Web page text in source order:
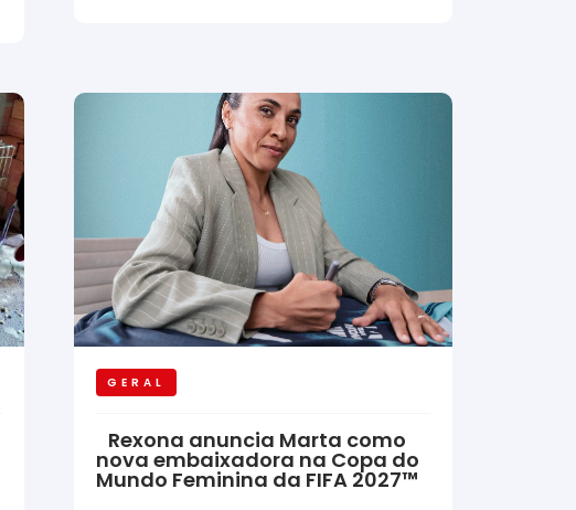
GERAL
Rexona anuncia Marta como
nova embaixadora na Copa do
Mundo Feminina da FIFA 2027™